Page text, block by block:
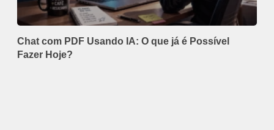
Chat com PDF Usando IA: O que já é Possível
Fazer Hoje?